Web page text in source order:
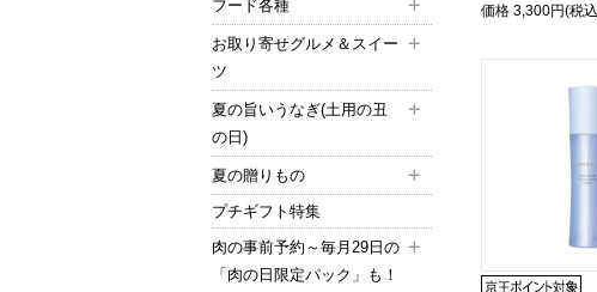
フード各種
お取り寄せグルメ＆スイー
ツ
夏の旨いうなぎ(土用の丑
の日)
夏の贈りもの
プチギフト特集
肉の事前予約～毎月29日の
「肉の日限定パック」も！
価格 3,300円(税